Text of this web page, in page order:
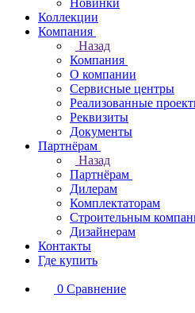
Новинки
Коллекции
Компания
Назад
Компания
О компании
Сервисные центры
Реализованные
Реквизиты
Документы
Партнёрам
Назад
Партнёрам
Дилерам
Комплектаторам
Строительным
Дизайнерам
Контакты
Где купить
0 Сравнение